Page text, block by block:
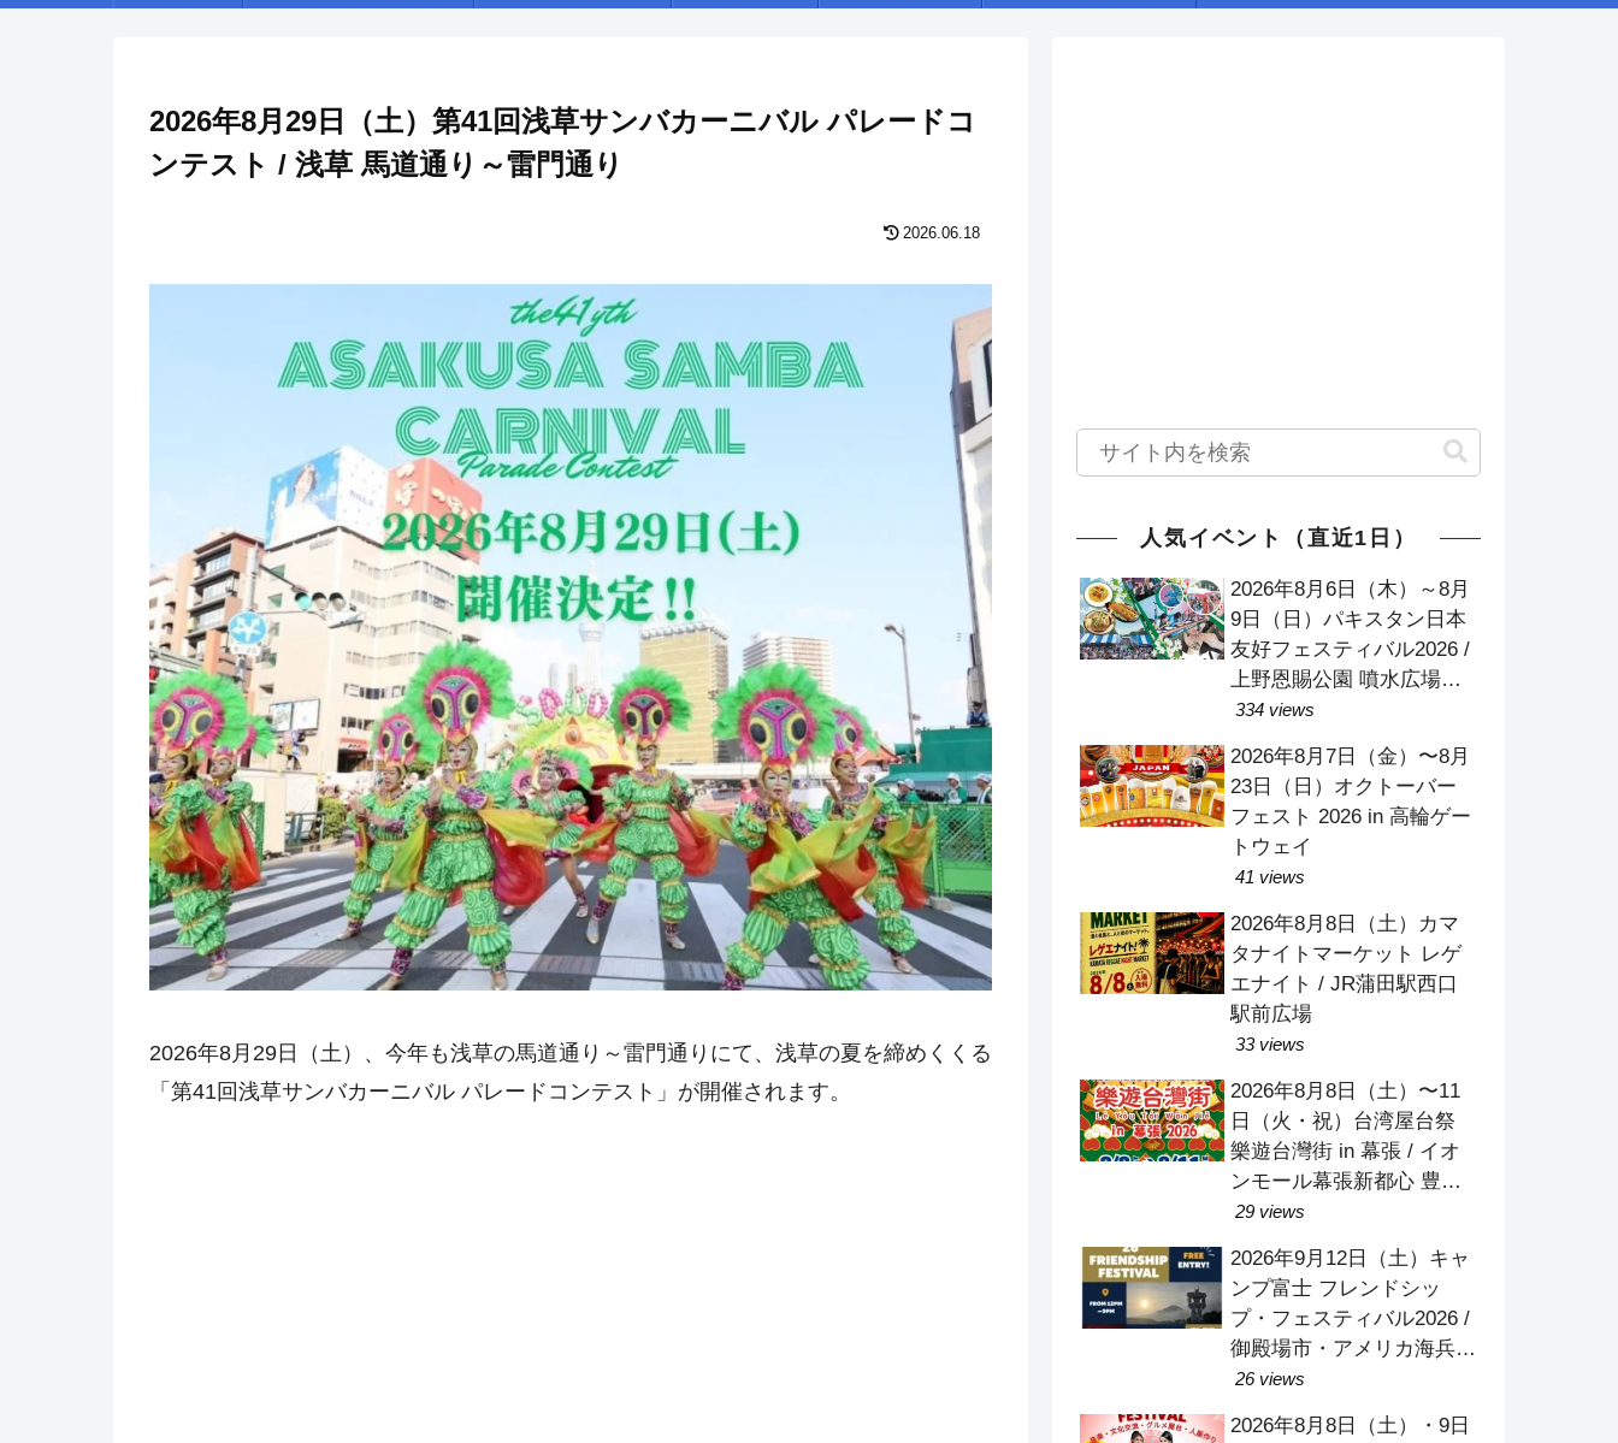
2026年8月29日（土）第41回浅草サンバカーニバル パレードコ
ンテスト / 浅草 馬道通り～雷門通り
2026.06.18
2026年8月29日（土）、今年も浅草の馬道通り～雷門通りにて、浅草の夏を締めくくる
「第41回浅草サンバカーニバル パレードコンテスト」が開催されます。
人気イベント（直近1日）
2026年8月6日（木）～8月
9日（日）パキスタン日本
友好フェスティバル2026 /
上野恩賜公園 噴水広場
（竹の台広場）
334 views
2026年8月7日（金）〜8月
23日（日）オクトーバー
フェスト 2026 in 高輪ゲー
トウェイ
41 views
2026年8月8日（土）カマ
タナイトマーケット レゲ
エナイト / JR蒲田駅西口
駅前広場
33 views
2026年8月8日（土）〜11
日（火・祝）台湾屋台祭
樂遊台灣街 in 幕張 / イオ
ンモール幕張新都心 豊砂
公園
29 views
2026年9月12日（土）キャ
ンプ富士 フレンドシッ
プ・フェスティバル2026 /
御殿場市・アメリカ海兵隊
キャンプ富士
26 views
2026年8月8日（土）・9日